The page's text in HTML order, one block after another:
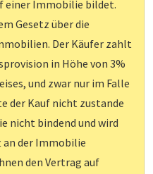
einer Immobilie bildet.
Gesetz über die
Der Käufer zahlt
in Höhe von 3%
und zwar nur im Falle
der Kauf nicht zustande
nicht bindend und wird
an der Immobilie
den Vertrag auf